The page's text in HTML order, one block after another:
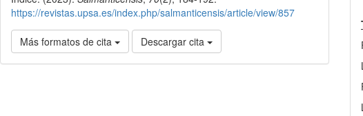
artículo
https://revistas.upsa.es/index.php/salmanticensis/article/view/857
Más formatos de cita Descargar cita